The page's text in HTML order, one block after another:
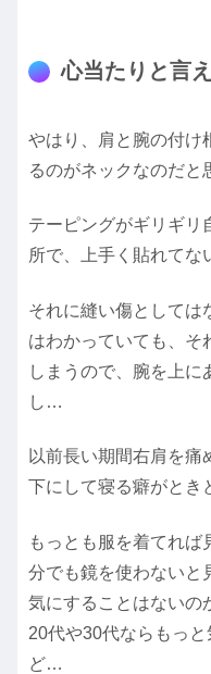
心当たりと言
やはり、肩と腕の付け
るのがネックなのだと
テーピングがギリギリ
所で、上手く貼れてな
それに縫い傷としては
はわかっていても、そ
しまうので、腕を上に
し…
以前長い期間右肩を痛
下にして寝る癖がとき
もっとも服を着てれば
分でも鏡を使わないと
気にすることはないの
20代や30代ならもっ
ど…